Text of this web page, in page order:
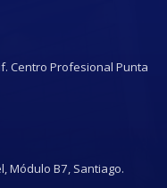
Centro Profesional Punta
Módulo B7, Santiago.